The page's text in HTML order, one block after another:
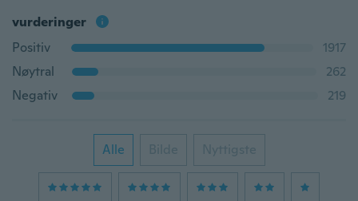
vurderinger
Positiv
1917
Nøytral
262
Negativ
219
Alle Bilde Nyttigste